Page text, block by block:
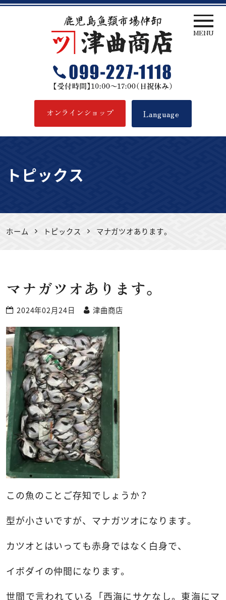
津曲商店
オンラインショップ Language
MENU
トピックス
ホーム トピックス マナガツオあります。
マナガツオあります。
2024年02月24日 津曲商店
この魚のことご存知でしょうか？
型が小さいですが、マナガツオになります。
カツオとはいっても赤身ではなく白身で、
イボダイの仲間になります。
世間で言われている「西海にサケなし。東海にマ